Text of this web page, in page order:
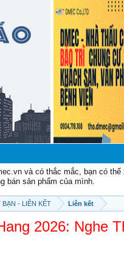
và có thắc mắc, bạn có
bán sản phẩm của mình.
- LIÊN KẾT Liên kết
2026: Nghe